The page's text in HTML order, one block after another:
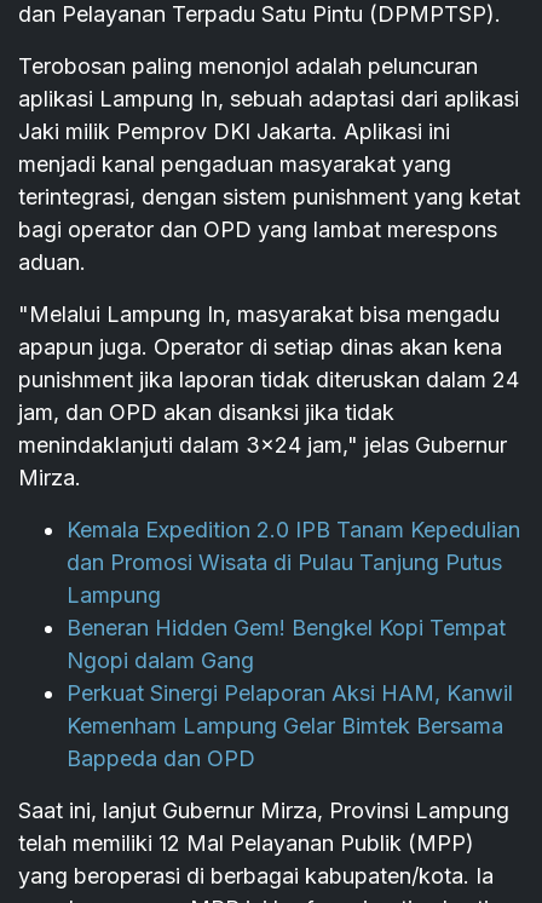
dan Pelayanan Terpadu Satu Pintu (DPMPTSP).
Terobosan paling menonjol adalah peluncuran
aplikasi Lampung In, sebuah adaptasi dari aplikasi
Jaki milik Pemprov DKI Jakarta. Aplikasi ini
menjadi kanal pengaduan masyarakat yang
terintegrasi, dengan sistem punishment yang ketat
bagi operator dan OPD yang lambat merespons
aduan.
"Melalui Lampung In, masyarakat bisa mengadu
apapun juga. Operator di setiap dinas akan kena
punishment jika laporan tidak diteruskan dalam 24
jam, dan OPD akan disanksi jika tidak
menindaklanjuti dalam 3x24 jam," jelas Gubernur
Mirza.
Kemala Expedition 2.0 IPB Tanam Kepedulian
dan Promosi Wisata di Pulau Tanjung Putus
Lampung
Beneran Hidden Gem! Bengkel Kopi Tempat
Ngopi dalam Gang
Perkuat Sinergi Pelaporan Aksi HAM, Kanwil
Kemenham Lampung Gelar Bimtek Bersama
Bappeda dan OPD
Saat ini, lanjut Gubernur Mirza, Provinsi Lampung
telah memiliki 12 Mal Pelayanan Publik (MPP)
yang beroperasi di berbagai kabupaten/kota. Ia